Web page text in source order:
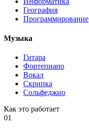
География
Программирование
Музыка
Гитара
Фортепиано
Вокал
Скрипка
Сольфеджио
Как это работает
01